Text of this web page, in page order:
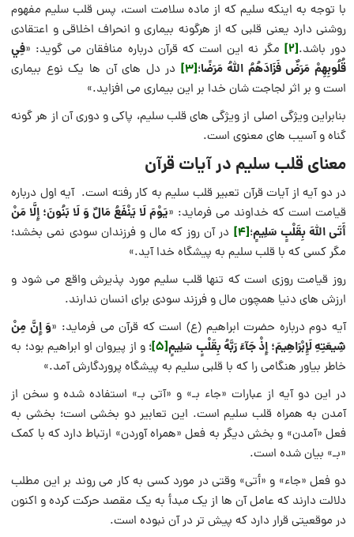
با توجه به اینکه سلیم که از ماده سلامت است، پس قلب سلیم مفهوم
روشنی دارد یعنی قلبی که از هرگونه بیماری و انحراف اخلاقی و اعتقادی
دور باشد.[2] مگر نه این است که قرآن درباره منافقان می گوید: «فِي
قُلُوبِهِمْ مَرَضٌ فَزَادَهُمُ اللَّهُ مَرَضًا؛[3]
در دل های آن ها یک نوع بیماری
است و بر اثر لجاجت شان خدا بر این بیماری می افزاید.»
بنابراین ویژگی اصلی از ویژگی های قلب سلیم، پاکی و دوری آن از هر گونه
گناه و آسیب های معنوی است.
معنای قلب سلیم در آیات قرآن
در دو آیه از آیات قرآن تعبیر قلب سلیم به کار رفته است. آیه اول درباره
قیامت است که خداوند می فرماید: «يَوْمَ لَا يَنْفَعُ مَالٌ وَ لَا بَنُونَ؛ إِلَّا مَنْ
أَتَى اللَّهَ بِقَلْبٍ سَلِيمٍ؛[4]
در آن روز كه مال و فرزندان سودى نمی بخشد؛
مگر كسى كه با قلب سليم به پيشگاه خدا آيد.»
روز قیامت روزی است که تنها قلب سلیم مورد پذیرش واقع می شود و
ارزش های دنیا همچون مال و فرزند سودی برای انسان ندارند.
آیه دوم درباره حضرت ابراهیم (ع) است که قرآن می فرماید: «وَ إِنَّ مِنْ
شِيعَتِهِ لَإِبْرَاهِيمَ؛ إِذْ جَآءَ رَبَّهُ بِقَلْبٍ سَلِيمٍ[5]
؛ و از پيروان او ابراهيم بود؛ به
خاطر بياور هنگامى را كه با قلبى سليم به پيشگاه پروردگارش آمد.»
در این دو آیه از عبارات «جاء بـ» و «آتی بـ» استفاده شده و سخن از
آمدن به همراه قلب سلیم است. این تعابیر دو بخشی است؛ بخشی به
فعل «آمدن» و بخش دیگر به فعل «همراه آوردن» ارتباط دارد که با کمک
«بـ» بیان شده است.
دو فعل «جاء» و «أتی» وقتی در مورد کسی به کار می روند بر این مطلب
دلالت دارند که عامل آن ها از یک مبدأ به یک مقصد حرکت کرده و اکنون
در موقعیتی قرار دارد که پیش تر در آن نبوده است.